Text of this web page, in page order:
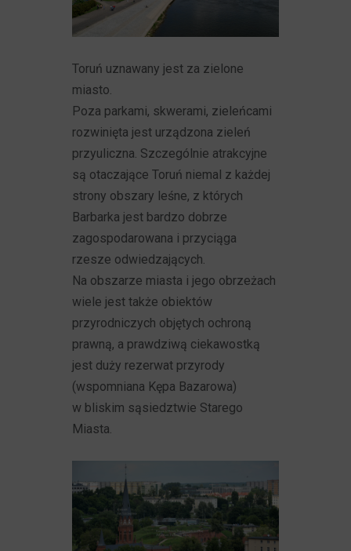
Toruń uznawany jest za zielone
miasto.
Poza parkami, skwerami, zieleńcami
rozwinięta jest urządzona zieleń
przyuliczna. Szczególnie atrakcyjne
są otaczające Toruń niemal z każdej
strony obszary leśne, z których
Barbarka jest bardzo dobrze
zagospodarowana i przyciąga
rzesze odwiedzających.
Na obszarze miasta i jego obrzeżach
wiele jest także obiektów
przyrodniczych objętych ochroną
prawną, a prawdziwą ciekawostką
jest duży rezerwat przyrody
(wspomniana Kępa Bazarowa)
w bliskim sąsiedztwie Starego
Miasta.